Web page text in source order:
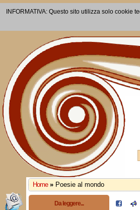
INFORMATIVA: Questo sito utilizza solo
Home » Poesie al mondo
Da leggere...